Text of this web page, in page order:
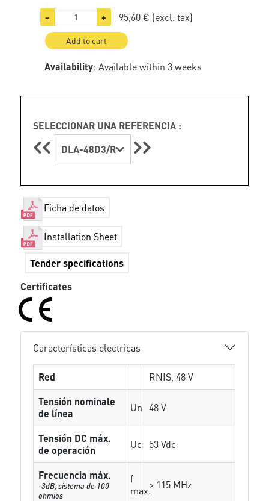
− + 95,60 € (excl. tax)
Add to cart
Availability: Available within 3 weeks
SELECCIONAR UNA REFERENCIA :
DLA-48D3/R
Ficha de datos
Installation Sheet
Tender specifications
Certificates
Características electricas
Red
RNIS, 48 V
Tensión nominale
de línea
Un 48 V
Tensión DC máx.
de operación
Uc 53 Vdc
Frecuencia máx.
-3dB, sistema de 100
ohmios
f
max.> 115 MHz